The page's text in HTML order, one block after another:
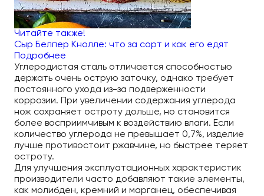
Читайте также!
Сыр Белпер Кнолле: что за сорт и как его едят
Подробнее
Углеродистая сталь отличается способностью
держать очень острую заточку, однако требует
постоянного ухода из-за подверженности
коррозии. При увеличении содержания углерода
нож сохраняет остроту дольше, но становится
более восприимчивым к воздействию влаги. Если
количество углерода не превышает 0,7%, изделие
лучше противостоит ржавчине, но быстрее теряет
остроту.
Для улучшения эксплуатационных характеристик
производители часто добавляют такие элементы,
как молибден, кремний и марганец, обеспечивая